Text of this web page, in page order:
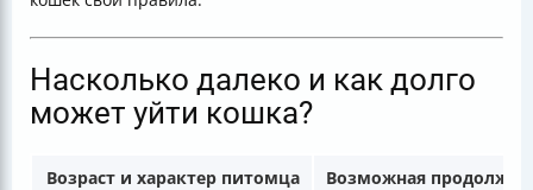
Насколько далеко и как долго
может уйти кошка?
Возраст и характер питомца Возможная